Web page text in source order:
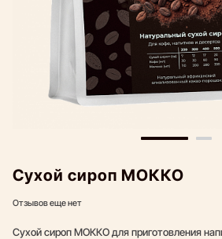
Сухой сироп МОККО
Отзывов еще нет
Сухой сироп МОККО для приготовления